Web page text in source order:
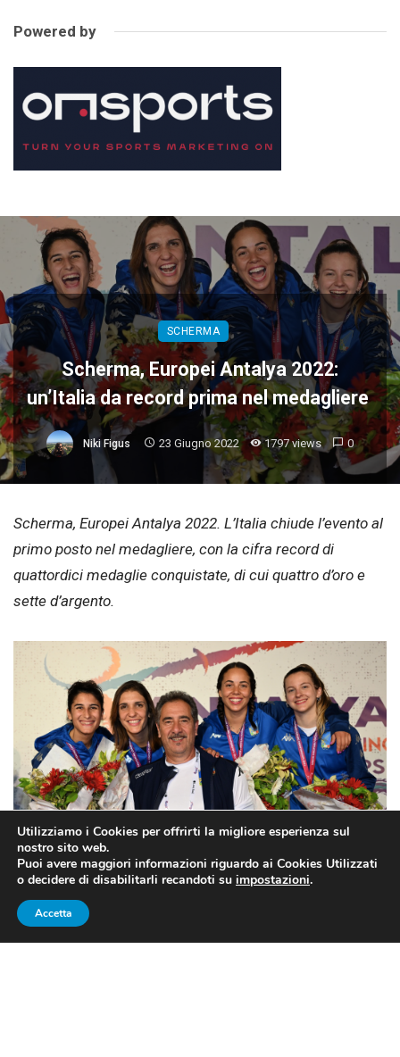
Powered by
SCHERMA
Scherma, Europei Antalya 2022:
un’Italia da record prima nel medagliere
Niki Figus 23 Giugno 2022 1797 views 0
Scherma, Europei Antalya 2022. L’Italia chiude l’evento al
primo posto nel medagliere, con la cifra record di
quattordici medaglie conquistate, di cui quattro d’oro e
sette d’argento.
Le azzurre del fioretto insieme al Ct Stefano Cerioni (fonte: pagina
Utilizziamo i Cookies per offrirti la migliore esperienza sul
nostro sito web.
Puoi avere maggiori informazioni riguardo ai Cookies Utilizzati
o decidere di disabilitarli recandoti su impostazioni.
Accetta